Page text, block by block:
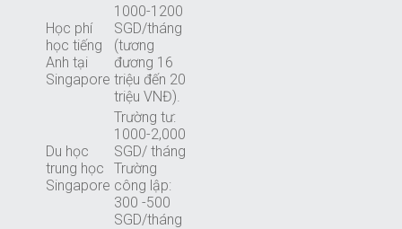
Học phí
học tiếng
Anh tại
Singapore
1000-1200
SGD/tháng
(tương
đương 16
triệu đến 20
triệu VNĐ).
Du học
trung học
Singapore
Trường tư:
1000-2,000
SGD/ tháng
Trường
công lập:
300 -500
SGD/tháng